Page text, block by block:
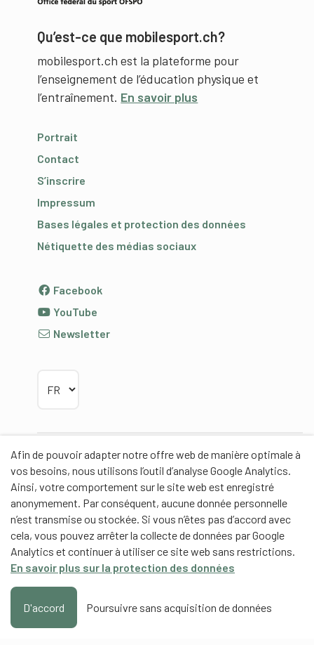
Afin de pouvoir adapter notre offre web de manière optimale à
vos besoins, nous utilisons l’outil d’analyse Google Analytics.
Ainsi, votre comportement sur le site web est enregistré
anonymement. Par conséquent, aucune donnée personnelle
n’est transmise ou stockée. Si vous n’êtes pas d’accord avec
cela, vous pouvez arrêter la collecte de données par Google
Analytics et continuer à utiliser ce site web sans restrictions.
En savoir plus sur la protection des données
D'accord Poursuivre sans acquisition de données
Qu’est-ce que mobilesport.ch?
mobilesport.ch est la plateforme pour
l’enseignement de l’éducation physique et
l’entraînement. En savoir plus
Portrait
Contact
S’inscrire
Impressum
Bases légales et protection des données
Nétiquette des médias sociaux
Facebook
YouTube
Newsletter
Partenaires
Partenaires de contenus
Haute école fédérale de sport de Macolin HEFSM